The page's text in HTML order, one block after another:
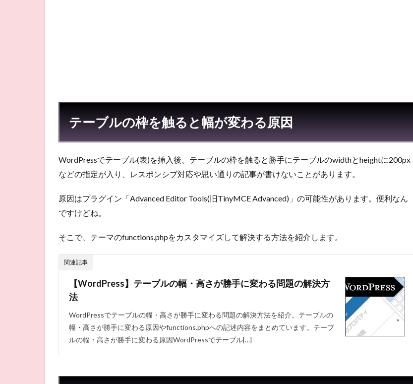
functions.php
テーブルの枠を触ると幅が変わる原因
WordPressでテーブル(表)を挿入後、テーブルの枠を触ると勝手にテーブルのwidthとheightに200px
などの指定が入り、レスポンシブ対応や思い通りの記事が書けないことがあります。
原因はプラグイン「Advanced Editor Tools(旧TinyMCE Advanced)」の可能性があります。便利なん
ですけどね。
そこで、テーマのfunctions.phpをカスタマイズして解決する方法を紹介します。
関連記事
【WordPress】テーブルの幅・高さが勝手に変わる問題の解決方
法
WordPressでテーブルの幅・高さが勝手に変わる問題の解決方法を紹介。テーブルの
幅・高さが勝手に変わる原因やfunctions.phpへの記述内容をまとめています。テーブ
ルの幅・高さが勝手に変わる原因WordPressでテーブル[…]